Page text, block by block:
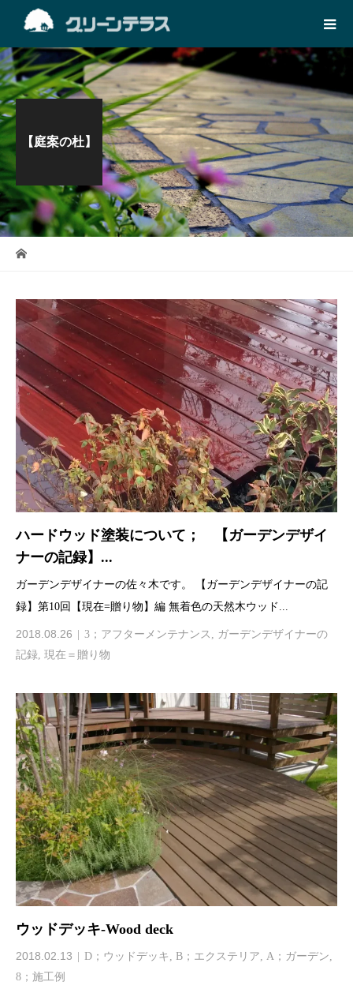
【庭案の杜】
ハードウッド塗装について； 【ガーデンデザイ
ナーの記録】...
ガーデンデザイナーの佐々木です。 【ガーデンデザイナーの記
録】第10回【現在=贈り物】編 無着色の天然木ウッド...
2018.08.26 3；アフターメンテナンス , ガーデンデザイナーの
記録, 現在＝贈り物
ウッドデッキ-Wood deck
2018.02.13 D；ウッドデッキ , B；エクステリア, A；ガーデン,
8；施工例